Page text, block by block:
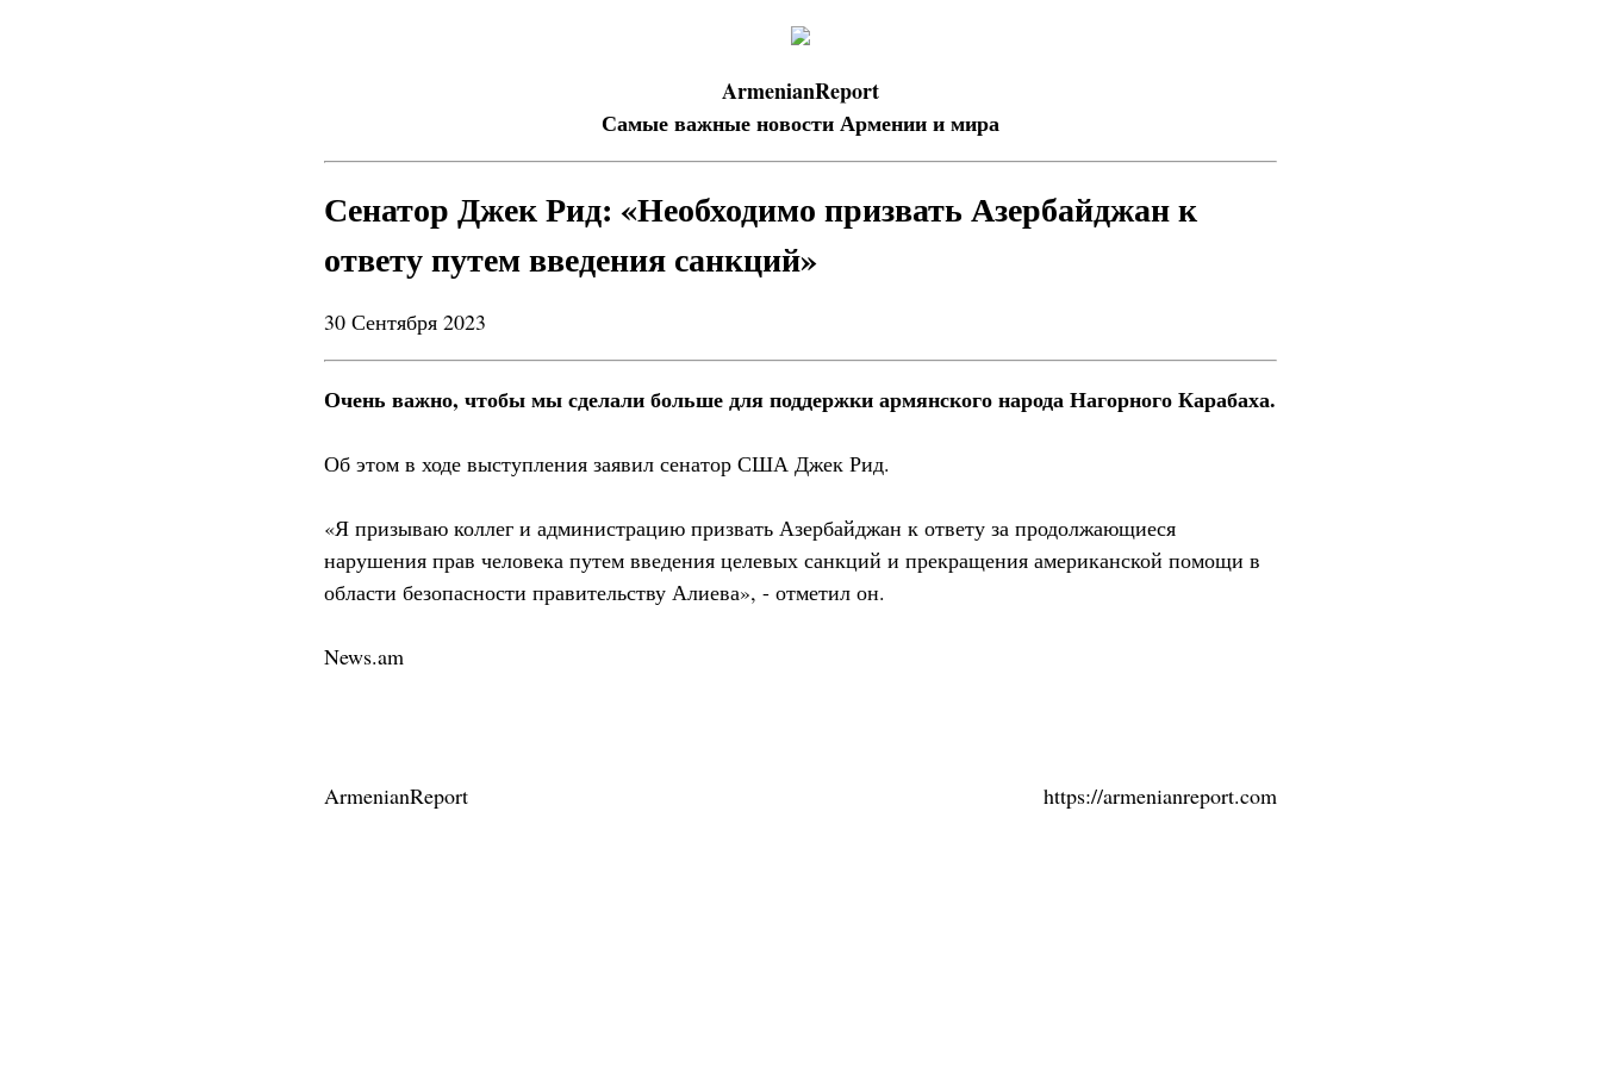
ArmenianReport
Самые важные новости Армении и мира
Сенатор Джек Рид: «Необходимо призвать Азербайджан к
ответу путем введения санкций»
30 Сентября 2023
Очень важно, чтобы мы сделали больше для поддержки армянского народа Нагорного Карабаха.
Об этом в ходе выступления заявил сенатор США Джек Рид.
«Я призываю коллег и администрацию призвать Азербайджан к ответу за продолжающиеся
нарушения прав человека путем введения целевых санкций и прекращения американской помощи в
области безопасности правительству Алиева», - отметил он.
News.am
ArmenianReport https://armenianreport.com